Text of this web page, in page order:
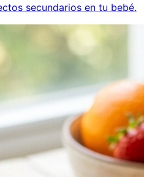
secundarios en tu bebé.